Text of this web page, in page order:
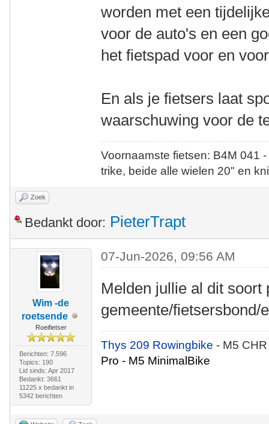
worden met een
voor de auto's en een
het fietspad voor en
En als je fietsers laat
waarschuwing voor de
Voornaamste fietsen: B4M
trike, beide alle wielen 20" en
Zoek
Bedankt door: PieterTrapt
Wim -de
roetsende
Roeifietser
Berichten: 7.596
Topics: 190
Lid sinds: Apr 2017
Bedankt: 3661
11225 x bedankt in
5342 berichten
07-Jun-2026, 09:56 AM
Melden jullie al dit soort
gemeente/fietsersbond/
Thys 209 Rowingbike- M5
Pro - M5 MinimalBike